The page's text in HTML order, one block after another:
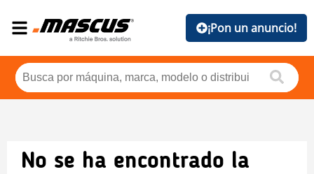
¡Pon un anuncio!
No se ha encontrado la